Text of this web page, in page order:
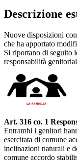
Descrizione
Nuove disposizioni
che ha apportato
Si riportano di seguito
responsabilità
Art. 316 co. 1
Entrambi i genitori
esercitata di comune
inclinazioni naturali e
comune accordo